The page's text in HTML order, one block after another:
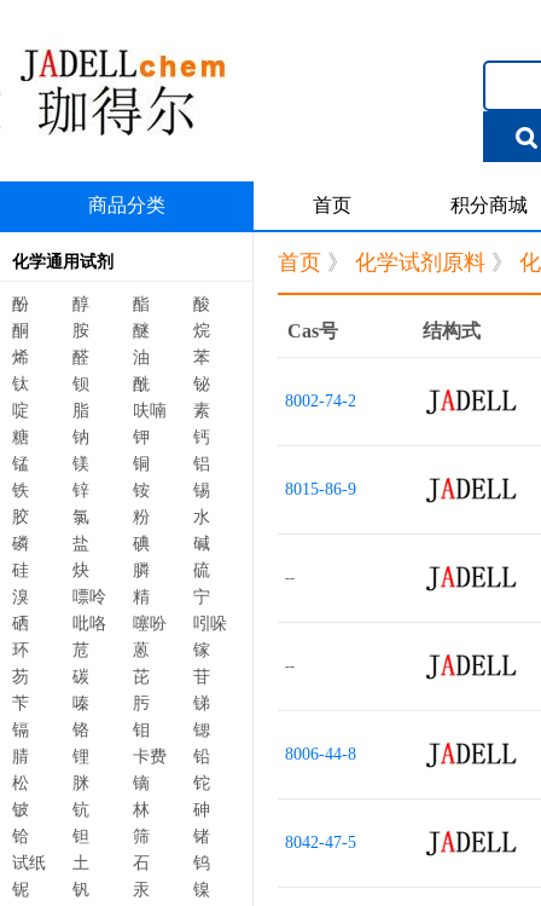
商品分类 首页 积分商城
化学通用试剂
酚 醇 酯
酸
酮
胺 醚
烷
烯
醛 油
苯
钛
钡 酰
铋
啶
脂 呋喃
素
糖
钠 钾
钙
锰
镁 铜
铝
铁
锌 铵
锡
胶
氯 粉
水
磷
盐 碘
碱
硅
炔 膦
硫
溴
嘌呤 精
宁
硒
吡咯 噻吩
吲哚
环
苊 蒽
镓
芴
碳 芘
苷
苄
嗪 肟
锑
镉
铬 钼
锶
腈
锂 卡费
铅
松
脒 镝
铊
铍
钪 林
砷
铪
钽 筛
锗
试纸
土 石
钨
铌
钒 汞
镍
首页 》 化学试剂原料 》
Cas号 结构式
8002-74-2
8015-86-9
--
--
8006-44-8
8042-47-5